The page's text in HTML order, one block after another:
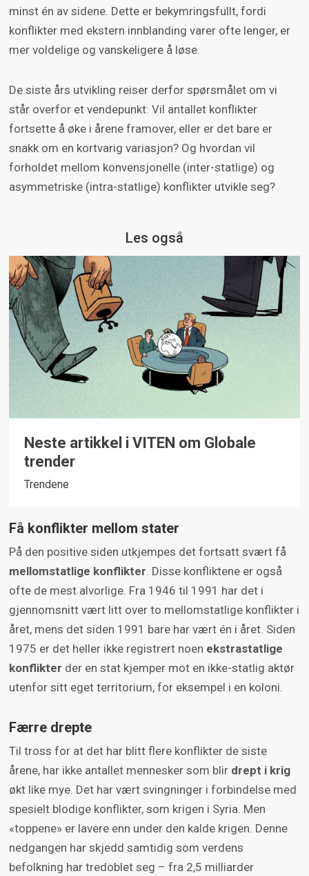
minst én av sidene. Dette er bekymringsfullt, fordi
konflikter med ekstern innblanding varer ofte lenger, er
mer voldelige og vanskeligere å løse.
De siste års utvikling reiser derfor spørsmålet om vi
står overfor et vendepunkt: Vil antallet konflikter
fortsette å øke i årene framover, eller er det bare er
snakk om en kortvarig variasjon? Og hvordan vil
forholdet mellom konvensjonelle (inter-statlige) og
asymmetriske (intra-statlige) konflikter utvikle seg?
Les også
Neste artikkel i VITEN om Globale
trender
Trendene
Få konflikter mellom stater
På den positive siden utkjempes det fortsatt svært få
mellomstatlige konflikter . Disse konfliktene er også
ofte de mest alvorlige. Fra 1946 til 1991 har det i
gjennomsnitt vært litt over to mellomstatlige konflikter i
året, mens det siden 1991 bare har vært én i året. Siden
1975 er det heller ikke registrert noen ekstrastatlige
konflikter der en stat kjemper mot en ikke-statlig aktør
utenfor sitt eget territorium, for eksempel i en koloni.
Færre drepte
Til tross for at det har blitt flere konflikter de siste
årene, har ikke antallet mennesker som blir drept i krig
økt like mye. Det har vært svingninger i forbindelse med
spesielt blodige konflikter, som krigen i Syria. Men
«toppene» er lavere enn under den kalde krigen. Denne
nedgangen har skjedd samtidig som verdens
befolkning har tredoblet seg – fra 2,5 milliarder